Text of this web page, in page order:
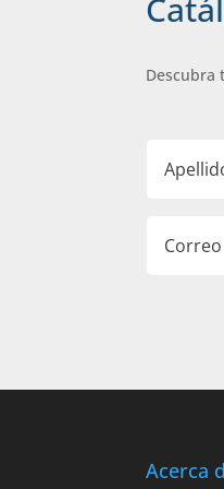
Descubra
Acerca